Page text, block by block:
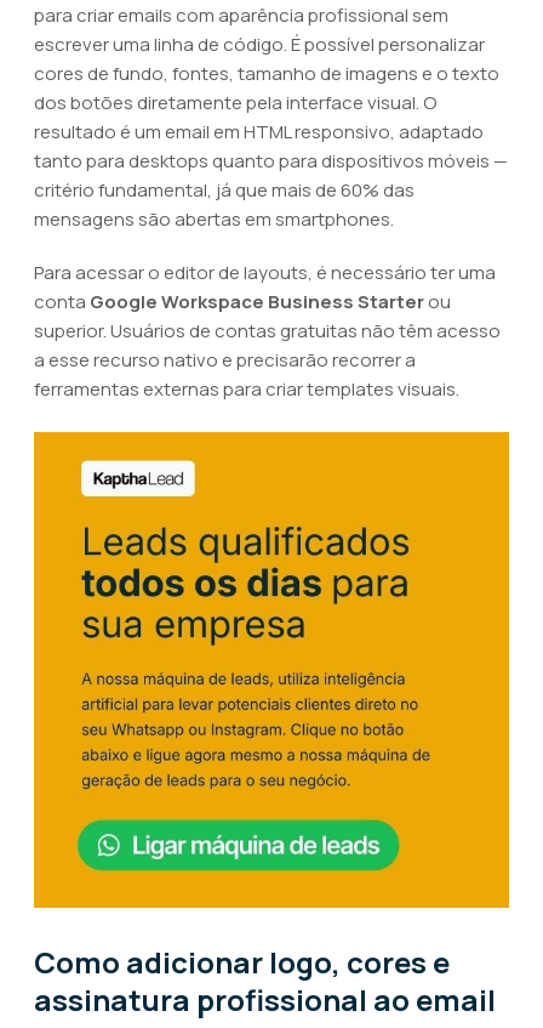
para criar emails com aparência profissional sem
escrever uma linha de código. É possível personalizar
cores de fundo, fontes, tamanho de imagens e o texto
dos botões diretamente pela interface visual. O
resultado é um email em HTML responsivo, adaptado
tanto para desktops quanto para dispositivos móveis —
critério fundamental, já que mais de 60% das
mensagens são abertas em smartphones.
Para acessar o editor de layouts, é necessário ter uma
conta Google Workspace Business Starterou
superior. Usuários de contas gratuitas não têm acesso
a esse recurso nativo e precisarão recorrer a
ferramentas externas para criar templates visuais.
Como adicionar logo, cores e
assinatura profissional ao email